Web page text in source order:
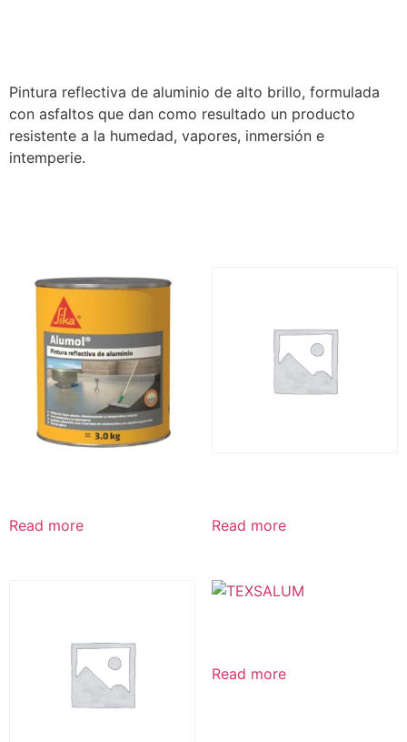
Pintura reflectiva de aluminio de alto brillo, formulada
con asfaltos que dan como resultado un producto
resistente a la humedad, vapores, inmersión e
intemperie.
Read more Read more
Read more